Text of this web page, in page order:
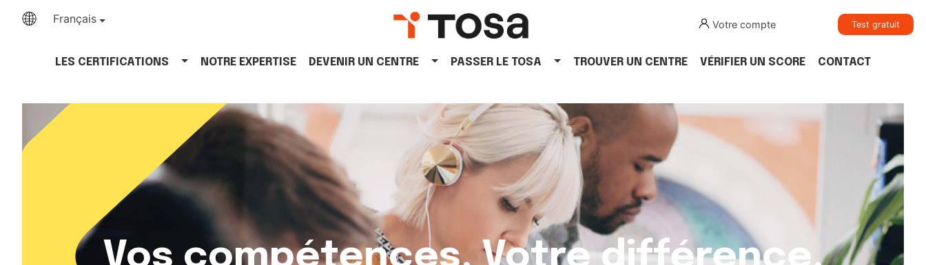
Français Votre compte Test gratuit
LES CERTIFICATIONS NOTRE EXPERTISE DEVENIR UN CENTRE PASSER LE TOSA TROUVER UN CENTRE VÉRIFIER UN SCORE CONTACT
Vos compétences. Votre différence.